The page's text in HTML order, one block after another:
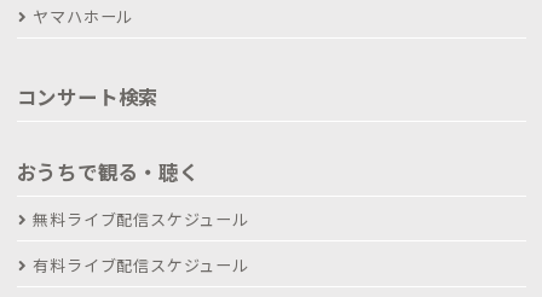
ヤマハホール
コンサート検索
おうちで観る・聴く
無料ライブ配信スケジュール
有料ライブ配信スケジュール